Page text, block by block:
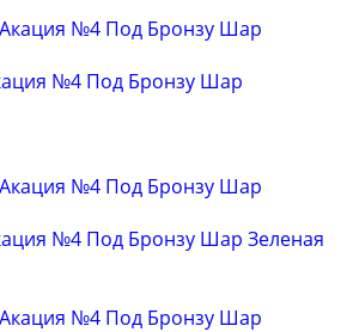
№4 Под Бронзу Шар
№4 Под Бронзу Шар Зеленая